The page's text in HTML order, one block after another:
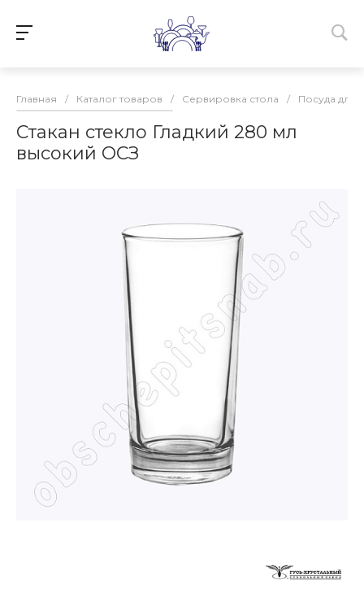
Главная / Каталог товаров / Сервировка стола / Посуда для
Стакан стекло Гладкий 280 мл
высокий ОСЗ